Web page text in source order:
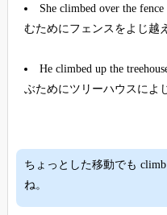
She climbed over the
むためにフェンスをよじ越
He climbed up the
ぶためにツリーハウスによ
ちょっとした移動でも
ね。